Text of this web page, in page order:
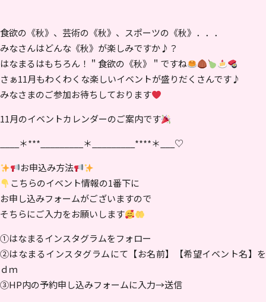
食欲の《秋》、芸術の《秋》、スポーツの《秋》．．．
みなさんはどんな《秋》が楽しみですか♪？
はなまるはもちろん！＂食欲の《秋》＂ですね
さぁ11月もわくわくな楽しいイベントが盛りだくさんです♪
みなさまのご参加お待ちしております
11月のイベントカレンダーのご案内です
____＊***_________＊_________****＊___♡
お申込み方法
こちらのイベント情報の1番下に
お申し込みフォームがございますので
そちらにご入力をお願いします
①はなまるインスタグラムをフォロー
②はなまるインスタグラムにて【お名前】【希望イベント名】を
ｄｍ
③HP内の予約申し込みフォームに入力→送信